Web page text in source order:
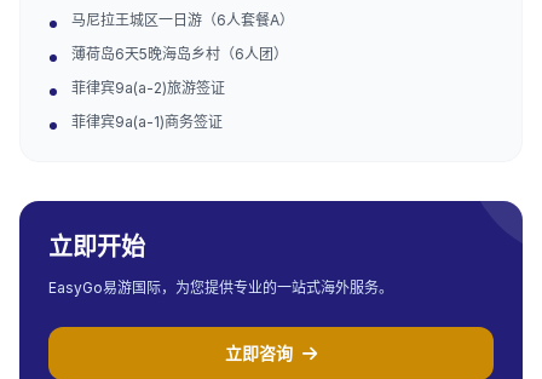
马尼拉王城区一日游（6人套餐A）
薄荷岛6天5晚海岛乡村（6人团）
菲律宾9a(a-2)旅游签证
菲律宾9a(a-1)商务签证
立即开始
EasyGo易游国际，为您提供专业的一站式海外服务。
立即咨询